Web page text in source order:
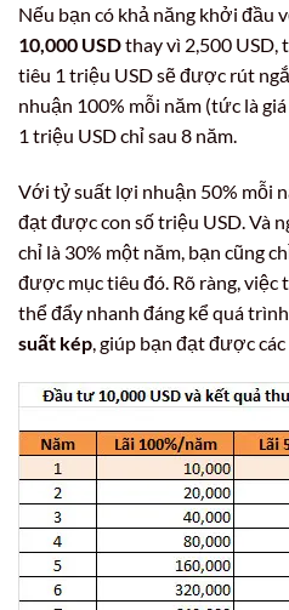
Nếu bạn có khả năng khởi đầu
10,000 USDthay vì 2,500
tiêu 1 triệu USD sẽ được rút
nhuận 100% mỗi năm (tức là
1 triệu USD chỉ sau 8 năm.
Với tỷ suất lợi nhuận 50% mỗi
đạt được con số triệu USD. Và
chỉ là 30% một năm, bạn cũng
được mục tiêu đó. Rõ ràng, việc
thể đẩy nhanh đáng kể quá
suất kép , giúp bạn đạt được